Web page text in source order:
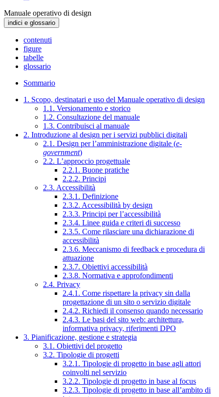
Manuale operativo di design
indici e glossario
contenuti
figure
tabelle
glossario
Sommario
1. Scopo, destinatari e uso del Manuale operativo di design
1.1. Versionamento e storico
1.2. Consultazione del manuale
1.3. Contribuisci al manuale
2. Introduzione al design per i servizi pubblici digitali
2.1. Design per l’amministrazione digitale (e-
government)
2.2. L’approccio progettuale
2.2.1. Buone pratiche
2.2.2. Principi
2.3. Accessibilità
2.3.1. Definizione
2.3.2. Accessibilità by design
2.3.3. Principi per l’accessibilità
2.3.4. Linee guida e criteri di successo
2.3.5. Come rilasciare una dichiarazione di
accessibilità
2.3.6. Meccanismo di feedback e procedura di
attuazione
2.3.7. Obiettivi accessibilità
2.3.8. Normativa e approfondimenti
2.4. Privacy
2.4.1. Come rispettare la privacy sin dalla
progettazione di un sito o servizio digitale
2.4.2. Richiedi il consenso quando necessario
2.4.3. Le basi del sito web: architettura,
informativa privacy, riferimenti DPO
3. Pianificazione, gestione e strategia
3.1. Obiettivi del progetto
3.2. Tipologie di progetti
3.2.1. Tipologie di progetto in base agli attori
coinvolti nel servizio
3.2.2. Tipologie di progetto in base al focus
3.2.3. Tipologie di progetto in base all’ambito di